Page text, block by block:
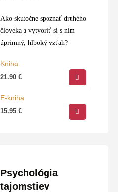
Ako skutočne spoznať druhého
človeka a vytvoriť si s ním
úprimný, hlboký vzťah?
Kniha
21.90€
E-kniha
15.95€
Psychológia
tajomstiev